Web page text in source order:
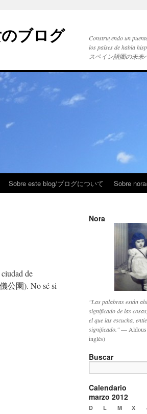
ブログ
Construyendo un
los países de habla
スペイン語圏の未来
Sobre este blog/ブログについて Sobre
de
公園). No sé si
Nora
"Las palabras están
significado de las
el que las escucha,
significado."— Aldous
inglés)
Buscar
Calendario
marzo 2012
D L M X